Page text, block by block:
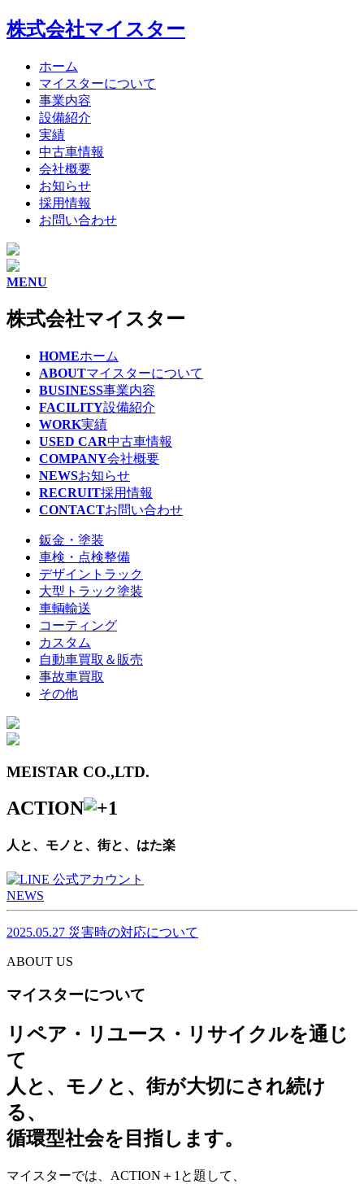
株式会社マイスター
ホーム
マイスターについて
事業内容
設備紹介
実績
中古車情報
会社概要
お知らせ
採用情報
お問い合わせ
MENU
株式会社マイスター
HOMEホーム
ABOUTマイスターについて
BUSINESS事業内容
FACILITY設備紹介
WORK実績
USED CAR中古車情報
COMPANY会社概要
NEWSお知らせ
RECRUIT採用情報
CONTACTお問い合わせ
鈑金・塗装
車検・点検整備
デザイントラック
大型トラック塗装
車輌輸送
コーティング
カスタム
自動車買取＆販売
事故車買取
その他
MEISTAR CO.,LTD.
ACTION
人と、モノと、街と、はた楽
NEWS
2025.05.27 災害時の対応について
ABOUT US
マイスターについて
リペア・リユース・リサイクルを通じ
て
人と、モノと、街が大切にされ続け
る、
循環型社会を目指します。
マイスターでは、ACTION＋1と題して、